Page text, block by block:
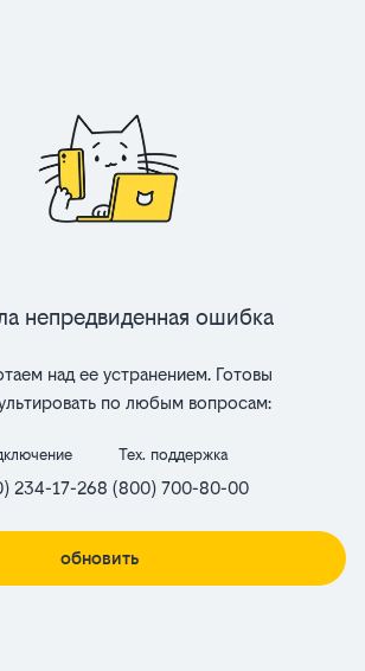
непредвиденная ошибка
над ее устранением. Готовы
по любым вопросам:
234-17-26
Тех. поддержка
8 (800) 700-80-00
обновить